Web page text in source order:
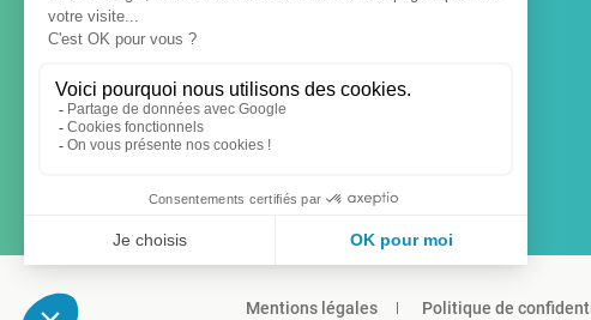
Mentions légales Politique de